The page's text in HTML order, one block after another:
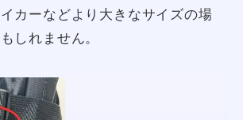
カーなどより大きなサイズの場
しれません。